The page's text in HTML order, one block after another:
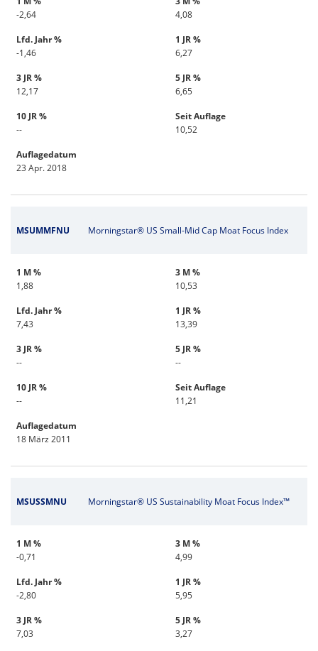
-2,64
4,08
Lfd. Jahr %
-1,46
1 JR %
6,27
3 JR %
12,17
5 JR %
6,65
10 JR %
--
Seit Auflage
10,52
Auflagedatum
23 Apr. 2018
MSUMMFNU Morningstar® US Small-Mid Cap Moat Focus Index
1 M %
1,88
3 M %
10,53
Lfd. Jahr %
7,43
1 JR %
13,39
3 JR %
--
5 JR %
--
10 JR %
--
Seit Auflage
11,21
Auflagedatum
18 März 2011
MSUSSMNU Morningstar® US Sustainability Moat Focus Index™
1 M %
-0,71
3 M %
4,99
Lfd. Jahr %
-2,80
1 JR %
5,95
3 JR %
7,03
5 JR %
3,27